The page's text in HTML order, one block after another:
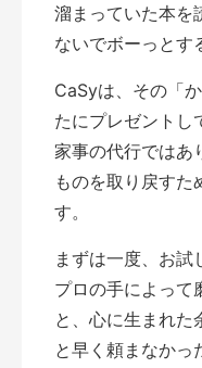
溜まっていた本を
ないでボーっとす
CaSyは、その「
たにプレゼントし
家事の代行ではあ
ものを取り戻す
す。
まずは一度、お試
プロの手によって
と、心に生まれた
と早く頼まなかっ